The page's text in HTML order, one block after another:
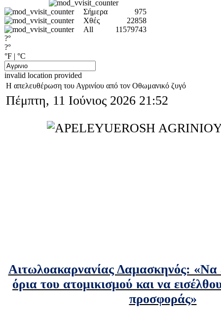
Σήμερα
975
Χθές
22858
All
11579743
?°
?°
°F | °C
invalid location provided
Η απελευθέρωση του Αγρινίου από τον Οθωμανικό ζυγό
Πέμπτη, 11 Ιούνιος 2026 21:52
Αιτωλοακαρνανίας Δαμασκηνός: «Να
όρια του ατομικισμού και να
προσφοράς»